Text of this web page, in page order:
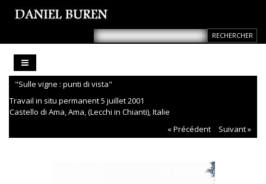
"Sulle vigne : punti di vista"
Travail in situ permanent 5 juillet 2001
Castello di Ama, Ama, (Lecchi in Chianti), Italie
« Précédent
Suivant »